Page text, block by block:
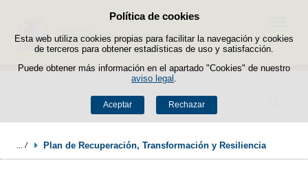
Política de cookies
Esta web utiliza cookies propias para facilitar la navegación y cookies
de terceros para obtener estadísticas de uso y satisfacción.
Puede obtener más información en el apartado "Cookies" de nuestro
aviso legal
Aceptar Rechazar
Saltar al contenido
Buscador
Menú
Plan de Recuperación, Transformación y Resiliencia